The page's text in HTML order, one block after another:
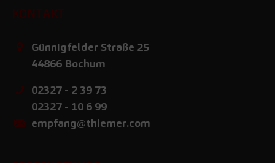
KONTAKT
Günnigfelder Straße 25
44866 Bochum
02327 - 2 39 73
02327 - 10 6 99
empfang@thiemer.com